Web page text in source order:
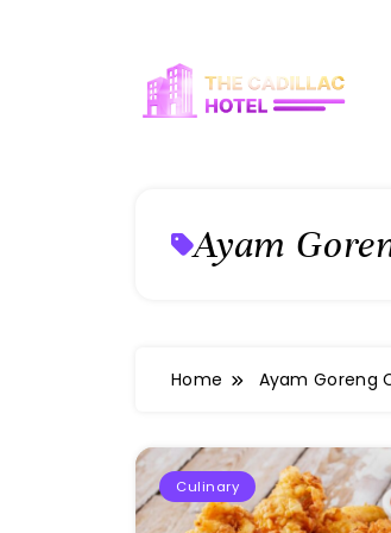
Ayam
Home Ayam Goreng
Culinary